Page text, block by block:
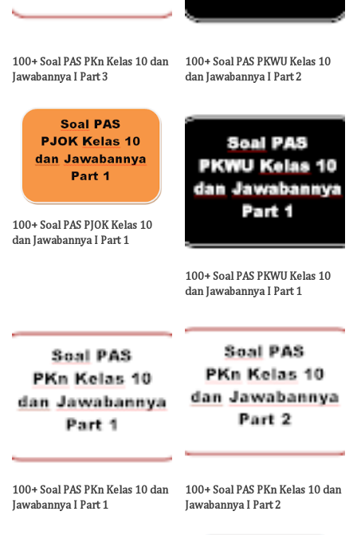
100+ Soal PAS PKn Kelas 10 dan
Jawabannya I Part 3
100+ Soal PAS PKWU Kelas 10
dan Jawabannya I Part 2
100+ Soal PAS PJOK Kelas 10
dan Jawabannya I Part 1
100+ Soal PAS PKWU Kelas 10
dan Jawabannya I Part 1
100+ Soal PAS PKn Kelas 10 dan
Jawabannya I Part 1
100+ Soal PAS PKn Kelas 10 dan
Jawabannya I Part 2